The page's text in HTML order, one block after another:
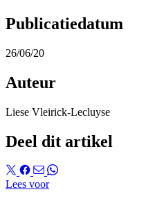
Publicatiedatum
26/06/20
Auteur
Liese Vleirick-Lecluyse
Deel dit artikel
Lees voor